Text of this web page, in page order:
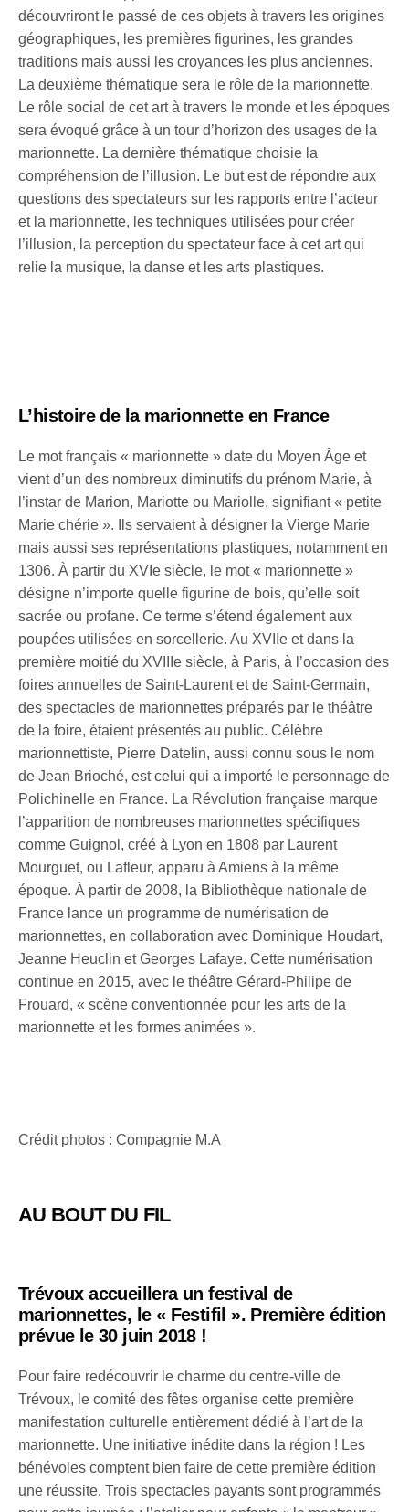
découvriront le passé de ces objets à travers les origines
géographiques, les premières figurines, les grandes
traditions mais aussi les croyances les plus anciennes.
La deuxième thématique sera le rôle de la marionnette.
Le rôle social de cet art à travers le monde et les époques
sera évoqué grâce à un tour d’horizon des usages de la
marionnette. La dernière thématique choisie la
compréhension de l’illusion. Le but est de répondre aux
questions des spectateurs sur les rapports entre l’acteur
et la marionnette, les techniques utilisées pour créer
l’illusion, la perception du spectateur face à cet art qui
relie la musique, la danse et les arts plastiques.
L’histoire de la marionnette en France
Le mot français « marionnette » date du Moyen Âge et
vient d’un des nombreux diminutifs du prénom Marie, à
l’instar de Marion, Mariotte ou Mariolle, signifiant « petite
Marie chérie ». Ils servaient à désigner la Vierge Marie
mais aussi ses représentations plastiques, notamment en
1306. À partir du XVIe siècle, le mot « marionnette »
désigne n’importe quelle figurine de bois, qu’elle soit
sacrée ou profane. Ce terme s’étend également aux
poupées utilisées en sorcellerie. Au XVIIe et dans la
première moitié du XVIIIe siècle, à Paris, à l’occasion des
foires annuelles de Saint-Laurent et de Saint-Germain,
des spectacles de marionnettes préparés par le théâtre
de la foire, étaient présentés au public. Célèbre
marionnettiste, Pierre Datelin, aussi connu sous le nom
de Jean Brioché, est celui qui a importé le personnage de
Polichinelle en France. La Révolution française marque
l’apparition de nombreuses marionnettes spécifiques
comme Guignol, créé à Lyon en 1808 par Laurent
Mourguet, ou Lafleur, apparu à Amiens à la même
époque. À partir de 2008, la Bibliothèque nationale de
France lance un programme de numérisation de
marionnettes, en collaboration avec Dominique Houdart,
Jeanne Heuclin et Georges Lafaye. Cette numérisation
continue en 2015, avec le théâtre Gérard-Philipe de
Frouard, « scène conventionnée pour les arts de la
marionnette et les formes animées ».
Crédit photos : Compagnie M.A
AU BOUT DU FIL
Trévoux accueillera un festival de
marionnettes, le « Festifil ». Première édition
prévue le 30 juin 2018 !
Pour faire redécouvrir le charme du centre-ville de
Trévoux, le comité des fêtes organise cette première
manifestation culturelle entièrement dédié à l’art de la
marionnette. Une initiative inédite dans la région ! Les
bénévoles comptent bien faire de cette première édition
une réussite. Trois spectacles payants sont programmés